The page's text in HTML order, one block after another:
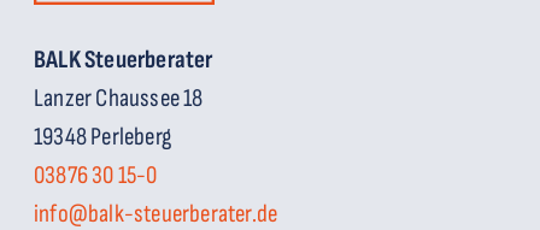
BALK Steuerberater
Lanzer Chaussee 18
19348 Perleberg
03876 30 15-0
info@balk-steuerberater.de